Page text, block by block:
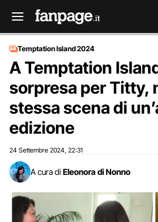
Temptation Island 2024
A Temptation
sorpresa per Titty,
stessa scena di
edizione
24 Settembre 2024 22:31
A cura di Eleonora di Nonno